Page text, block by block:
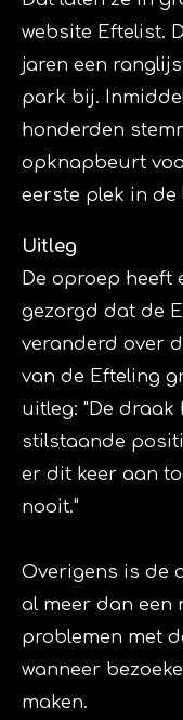
website Eftelist.
jaren een
park bij.
honderden
opknapbeurt
eerste plek in de
Uitleg
De oproep heeft
gezorgd dat de
veranderd over
van de Efteling
uitleg: "De draak
stilstaande
er dit keer aan
nooit."
Overigens is de
al meer dan een
problemen met
wanneer
maken.